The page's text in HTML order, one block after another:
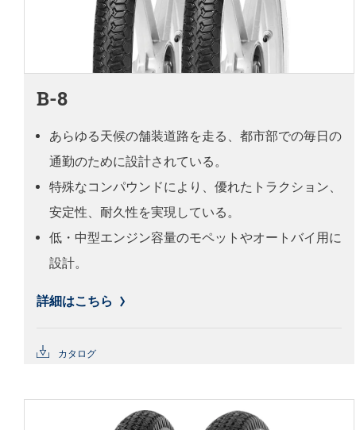
B-8
あらゆる天候の舗装道路を走る、都市部での毎日の
通勤のために設計されている。
特殊なコンパウンドにより、優れたトラクション、
安定性、耐久性を実現している。
低・中型エンジン容量のモペットやオートバイ用に
設計。
詳細はこちら
カタログ